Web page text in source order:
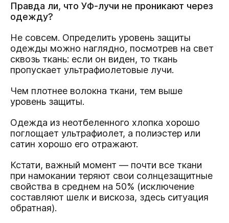
Правда ли, что УФ-лучи не проникают через
одежду?
Не совсем. Определить уровень защиты
одежды можно наглядно, посмотрев на свет
сквозь ткань: если он виден, то ткань
пропускает ультрафиолетовые лучи.
Чем плотнее волокна ткани, тем выше
уровень защиты.
Одежда из неотбеленного хлопка хорошо
поглощает ультрафиолет, а полиэстер или
сатин хорошо его отражают.
Кстати, важный момент — почти все ткани
при намокании теряют свои солнцезащитные
свойства в среднем на 50% (исключение
составляют шелк и вискоза, здесь ситуация
обратная).